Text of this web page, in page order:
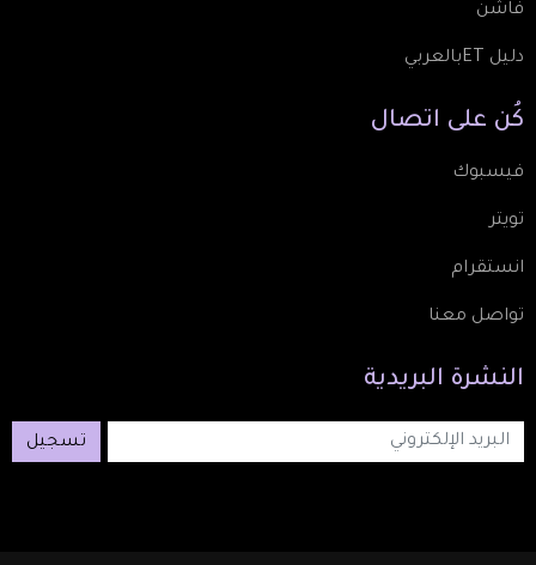
فاشن
دليل ETبالعربي
كُن على اتصال
فيسبوك
تويتر
انستقرام
تواصل معنا
النشرة البريدية
تسجيل